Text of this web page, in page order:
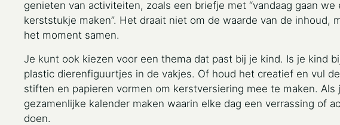
genieten van activiteiten, zoals een briefje met “vandaag gaan we
kerststukje maken”. Het draait niet om de waarde van de inhoud,
het moment samen.
Je kunt ook kiezen voor een thema dat past bij je kind. Is je kind
plastic dierenfiguurtjes in de vakjes. Of houd het creatief en vul
stiften en papieren vormen om kerstversiering mee te maken.
gezamenlijke kalender maken waarin elke dag een verrassing of
doen.